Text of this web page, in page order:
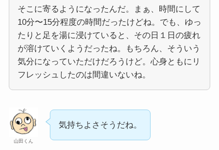
そこに寄るようになったんだ。まぁ、時間にして
10分〜15分程度の時間だったけどね。でも、ゆっ
たりと足を湯に浸けていると、その日１日の疲れ
が溶けていくようだったね。もちろん、そういう
気分になっていただけだろうけど。心身ともにリ
フレッシュしたのは間違いないね。
山田くん
気持ちよさそうだね。